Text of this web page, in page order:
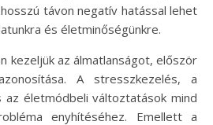
távon negatív hatással lehet
és életminőségünkre.
kezeljük az álmatlanságot, először
A stresszkezelés, a
az életmódbeli változtatások mind
enyhítéséhez. Emellett a